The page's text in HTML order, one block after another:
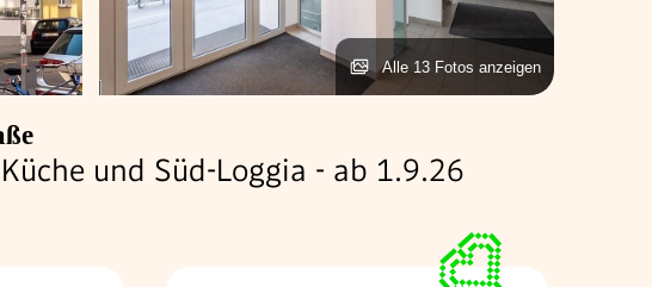
Alle 13 Fotos anzeigen
und Süd-Loggia - ab 1.9.26